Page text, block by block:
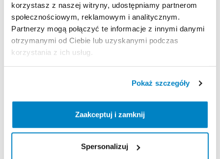
korzystasz z naszej witryny, udostępniamy partnerom
społecznościowym, reklamowym i analitycznym.
Partnerzy mogą połączyć te informacje z innymi danymi
otrzymanymi od Ciebie lub uzyskanymi podczas
korzystania z ich usług.
Pokaż szczegóły
Zaakceptuj i zamknij
Spersonalizuj
Regulamin wypożyczalni
KAUCJA
Poniedziałek: 10:00 - 19:00
Środa: 10:00 - 19:00